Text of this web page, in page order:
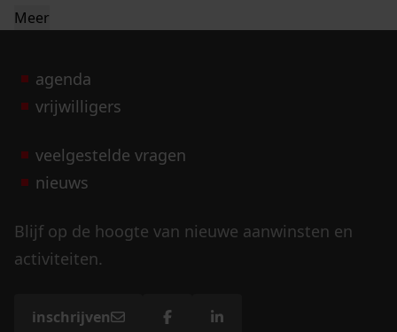
Meer
agenda
vrijwilligers
veelgestelde vragen
nieuws
Blijf op de hoogte van nieuwe aanwinsten en
activiteiten.
inschrijven